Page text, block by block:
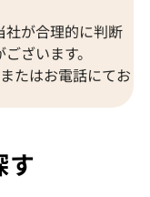
社が合理的に判断
ざいます。
たはお電話にてお
す